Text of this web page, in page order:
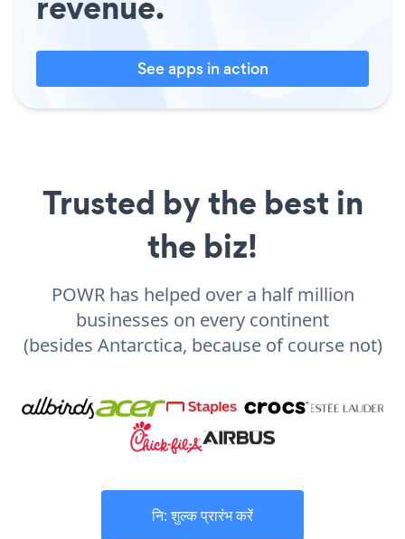
See apps in action
Trusted by the best in
the biz!
POWR has helped over a half million
businesses on every continent
(besides Antarctica, because of course not)
नि: शुल्क प्रारंभ करें